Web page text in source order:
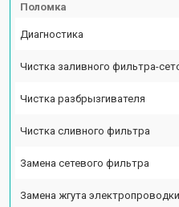
Поломка
Диагностика
Чистка заливного фильтра-
Чистка разбрызгивателя
Чистка сливного фильтра
Замена сетевого фильтра
Замена жгута электропроводки